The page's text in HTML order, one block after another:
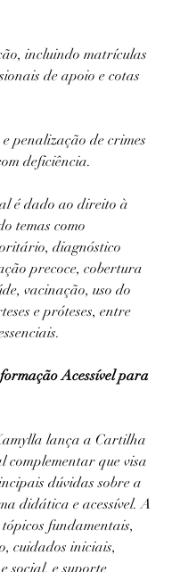
incluindo matrículas
de apoio e cotas
penalização de crimes
deficiência.
é dado ao direito à
temas como
diagnóstico
precoce, cobertura
vacinação, uso do
e próteses, entre
Acessível para
lança a Cartilha
complementar que visa
dúvidas sobre a
didática e acessível. A
fundamentais,
cuidados iniciais,
social, e suporte